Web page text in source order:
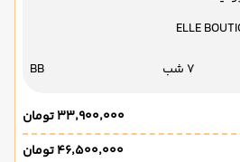
ELLE
7 شب BB
۳۳٬۹۰۰٬۰۰۰ تومان
۴۶٬۵۰۰٬۰۰۰ تومان